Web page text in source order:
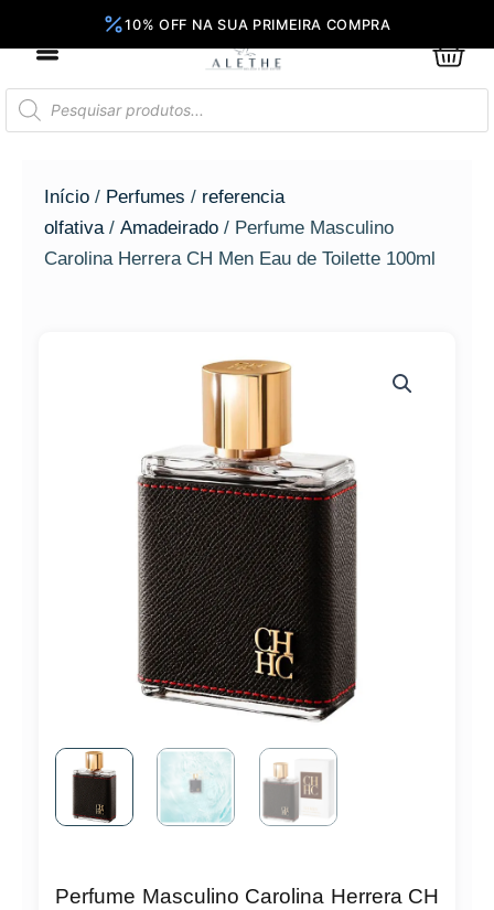
conteúdo
Pesquisar
produtos
Início / Perfumes / referencia
olfativa / Amadeirado / Perfume Masculino
Carolina Herrera CH Men Eau de Toilette 100ml
Perfume Masculino Carolina Herrera CH